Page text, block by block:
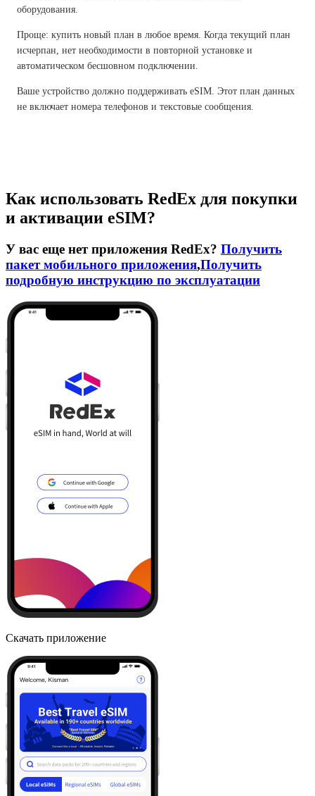
оборудования.
Проще: купить новый план в любое время. Когда текущий план
исчерпан, нет необходимости в повторной установке и
автоматическом бесшовном подключении.
Ваше устройство должно поддерживать eSIM. Этот план данных
не включает номера телефонов и текстовые сообщения.
Как использовать RedEx для покупки
и активации eSIM?
У вас еще нет приложения RedEx? Получить
пакет мобильного приложения,Получить
подробную инструкцию по эксплуатации
Скачать приложение